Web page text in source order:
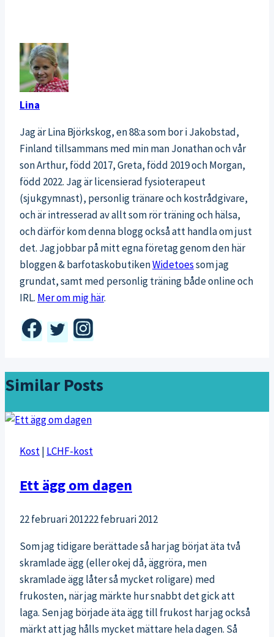
Lina
Jag är Lina Björkskog, en 88:a som bor i Jakobstad,
Finland tillsammans med min man Jonathan och vår
son Arthur, född 2017, Greta, född 2019 och Morgan,
född 2022. Jag är licensierad fysioterapeut
(sjukgymnast), personlig tränare och kostrådgivare,
och är intresserad av allt som rör träning och hälsa,
och därför kom denna blogg också att handla om just
det. Jag jobbar på mitt egna företag genom den här
bloggen & barfotaskobutikenWidetoessom jag
grundat, samt med personlig träning både online och
IRL. Mer om mig här.
Similar Posts
Kost| LCHF-kost
Ett ägg om dagen
22 februari 201222 februari 2012
Som jag tidigare berättade så har jag börjat äta två
skramlade ägg (eller okej då, äggröra, men
skramlade ägg låter så mycket roligare) med
frukosten, när jag märkte hur snabbt det gick att
laga. Sen jag började äta ägg till frukost har jag också
märkt att jag hålls mycket mättare hela dagen. Så